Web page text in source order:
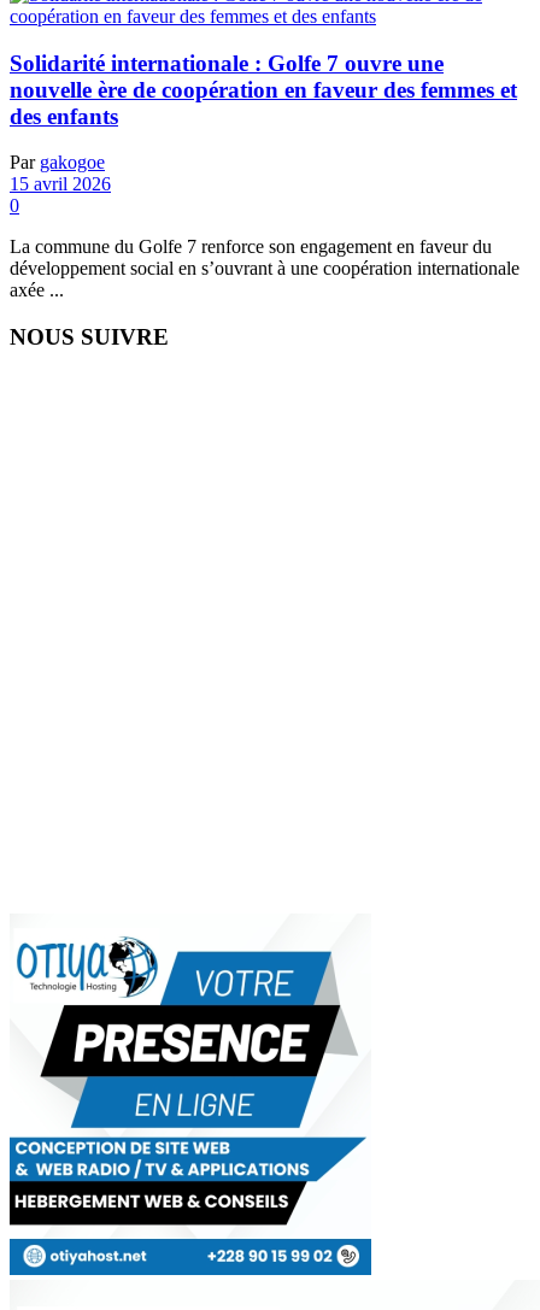
Solidarité internationale : Golfe 7 ouvre une
nouvelle ère de coopération en faveur des femmes et
des enfants
Par gakogoe
15 avril 2026
0
La commune du Golfe 7 renforce son engagement en faveur du
développement social en s’ouvrant à une coopération internationale
axée ...
NOUS SUIVRE